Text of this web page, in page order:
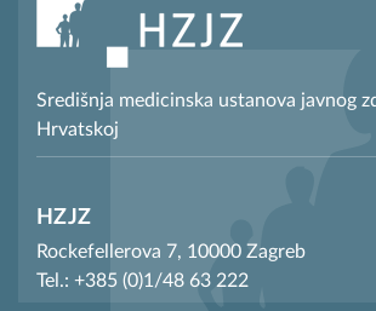
Središnja medicinska ustanova javnog
Hrvatskoj
HZJZ
Rockefellerova 7, 10000 Zagreb
Tel.: +385 (0)1/48 63 222